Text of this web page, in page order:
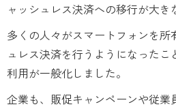
ャッシュレス決済への移行が大き
多くの人々がスマートフォンを
ュレス決済を行うようになった
利用が一般化しました。
企業も、販促キャンペーンや従業